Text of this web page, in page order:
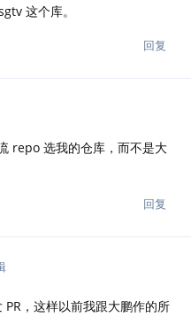
这个库。
回复
repo 选我的仓库，而不是大
回复
PR，这样以前我跟大鹏作的所